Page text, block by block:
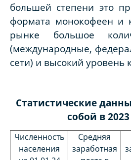
большей степени это
формата монокофеен и
рынке большое
(международные,
сети) и высокий уровень
Статистические
собой в
Численность
населения
Средняя
заработная